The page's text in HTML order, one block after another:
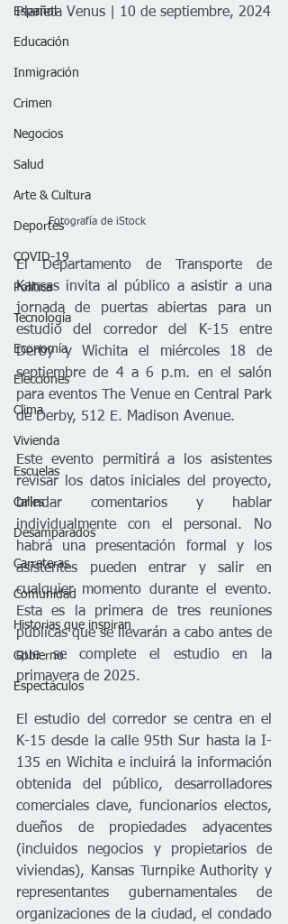
Español
Educación
Inmigración
Crimen
Negocios
Salud
Arte & Cultura
Deportes
COVID-19
Política
Tecnología
Economía
Elecciones
Clima
Vivienda
Escuelas
Calles
Desamparados
Carreteras
Comunidad
Historias que inspiran
Gobierno
Espectáculos
Planeta Venus | 10 de septiembre, 2024
         Fotografía de iStock
El Departamento de Transporte de
Kansas invita al público a asistir a una
jornada de puertas abiertas para un
estudio del corredor del K-15 entre
Derby y Wichita el miércoles 18 de
septiembre de 4 a 6 p.m. en el salón
para eventos The Venue en Central Park
de Derby, 512 E. Madison Avenue.
Este evento permitirá a los asistentes
revisar los datos iniciales del proyecto,
brindar comentarios y hablar
individualmente con el personal. No
habrá una presentación formal y los
asistentes pueden entrar y salir en
cualquier momento durante el evento.
Esta es la primera de tres reuniones
públicas que se llevarán a cabo antes de
que se complete el estudio en la
primavera de 2025.
El estudio del corredor se centra en el
K-15 desde la calle 95th Sur hasta la I-
135 en Wichita e incluirá la información
obtenida del público, desarrolladores
comerciales clave, funcionarios electos,
dueños de propiedades adyacentes
(incluidos negocios y propietarios de
viviendas), Kansas Turnpike Authority y
representantes gubernamentales de
organizaciones de la ciudad, el condado